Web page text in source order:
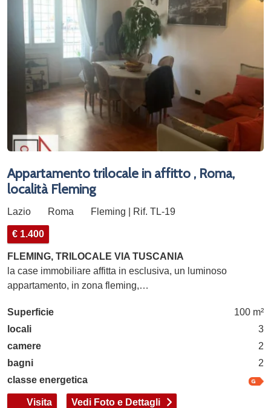
Appartamento trilocale in affitto , Roma,
località Fleming
Lazio Roma Fleming | Rif. TL-19
€ 1.400
FLEMING, TRILOCALE VIA TUSCANIA
la case immobiliare affitta in esclusiva, un luminoso
appartamento, in zona fleming,…
Superficie
100 m²
locali
3
camere
2
bagni
2
classe energetica
Visita Vedi Foto e Dettagli